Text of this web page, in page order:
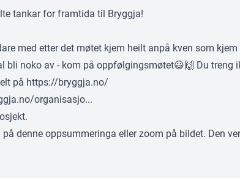
tankar for framtida til Bryggja!
med etter det møtet kjem heilt anpå kven som kjem
bli noko av - kom på oppfølgingsmøtet😃🙌 Du treng
på https://bryggja.no/
organisasjo...
denne oppsummeringa eller zoom på bildet. Den